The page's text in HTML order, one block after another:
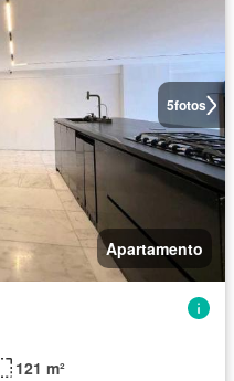
5fotos
Apartamento
121 m²